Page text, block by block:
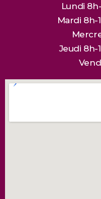
Lundi
Mardi 8h-
Jeudi 8h-